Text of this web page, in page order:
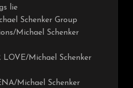
lie
Schenker Group
Michael Schenker
Michael Schenker
Michael Schenker